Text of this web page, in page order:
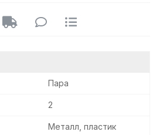
Пара
2
Металл, пластик